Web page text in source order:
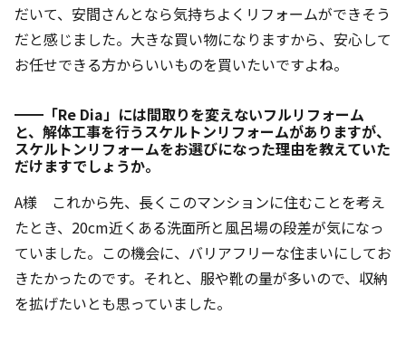
だいて、安間さんとなら気持ちよくリフォームができそう
だと感じました。大きな買い物になりますから、安心して
お任せできる方からいいものを買いたいですよね。
━━「Re Dia」には間取りを変えないフルリフォーム
と、解体工事を行うスケルトンリフォームがありますが、
スケルトンリフォームをお選びになった理由を教えていた
だけますでしょうか。
A様 これから先、長くこのマンションに住むことを考え
たとき、20cm近くある洗面所と風呂場の段差が気になっ
ていました。この機会に、バリアフリーな住まいにしてお
きたかったのです。それと、服や靴の量が多いので、収納
を拡げたいとも思っていました。